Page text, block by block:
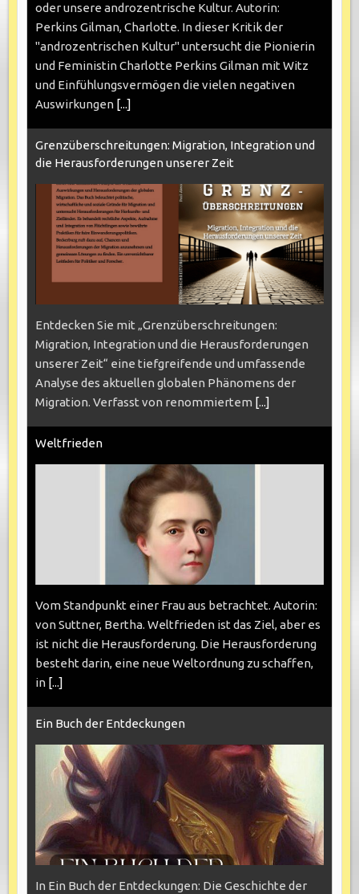
oder unsere androzentrische Kultur. Autorin:
Perkins Gilman, Charlotte. In dieser Kritik der
"androzentrischen Kultur" untersucht die Pionierin
und Feministin Charlotte Perkins Gilman mit Witz
und Einfühlungsvermögen die vielen negativen
Auswirkungen [...]
Grenzüberschreitungen: Migration, Integration und
die Herausforderungen unserer Zeit
Entdecken Sie mit „Grenzüberschreitungen:
Migration, Integration und die Herausforderungen
unserer Zeit“ eine tiefgreifende und umfassende
Analyse des aktuellen globalen Phänomens der
Migration. Verfasst von renommiertem [...]
Weltfrieden
Vom Standpunkt einer Frau aus betrachtet. Autorin:
von Suttner, Bertha. Weltfrieden ist das Ziel, aber es
ist nicht die Herausforderung. Die Herausforderung
besteht darin, eine neue Weltordnung zu schaffen,
in [...]
Ein Buch der Entdeckungen
In Ein Buch der Entdeckungen: Die Geschichte der